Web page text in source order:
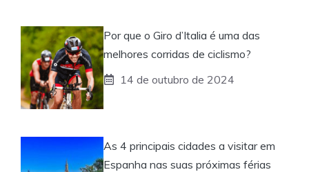
Por que o Giro d’Italia é uma das
melhores corridas de ciclismo?
14 de outubro de 2024
As 4 principais cidades a visitar em
Espanha nas suas próximas férias